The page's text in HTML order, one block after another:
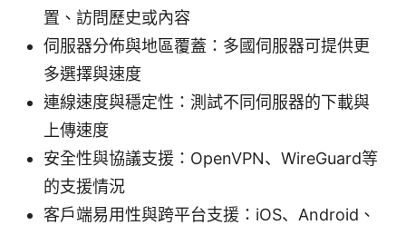
置、訪問歷史或內容
伺服器分佈與地區覆蓋：多國伺服器可提供更
多選擇與速度
連線速度與穩定性：測試不同伺服器的下載與
上傳速度
安全性與協議支援：OpenVPN、WireGuard等
的支援情況
客戶端易用性與跨平台支援：iOS、Android、